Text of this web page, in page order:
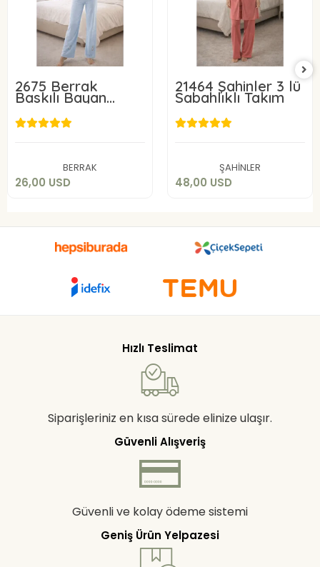
2675 Berrak
Baskılı Bayan
Pijama Takımı
BERRAK
26,00 USD
26,00 USD
21464 Şahinler 3 lü
Sabahlıklı Takım
ŞAHİNLER
48,00 USD
48,00 USD
Hızlı Teslimat
Siparişleriniz en kısa sürede elinize ulaşır.
Güvenli Alışveriş
Güvenli ve kolay ödeme sistemi
Geniş Ürün Yelpazesi